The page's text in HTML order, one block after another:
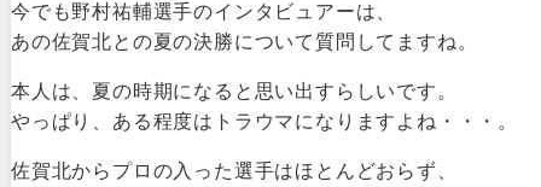
今でも野村祐輔選手のインタビュアーは、
あの佐賀北との夏の決勝について質問してますね。
本人は、夏の時期になると思い出すらしいです。
やっぱり、ある程度はトラウマになりますよね・・・。
佐賀北からプロの入った選手はほとんどおらず、